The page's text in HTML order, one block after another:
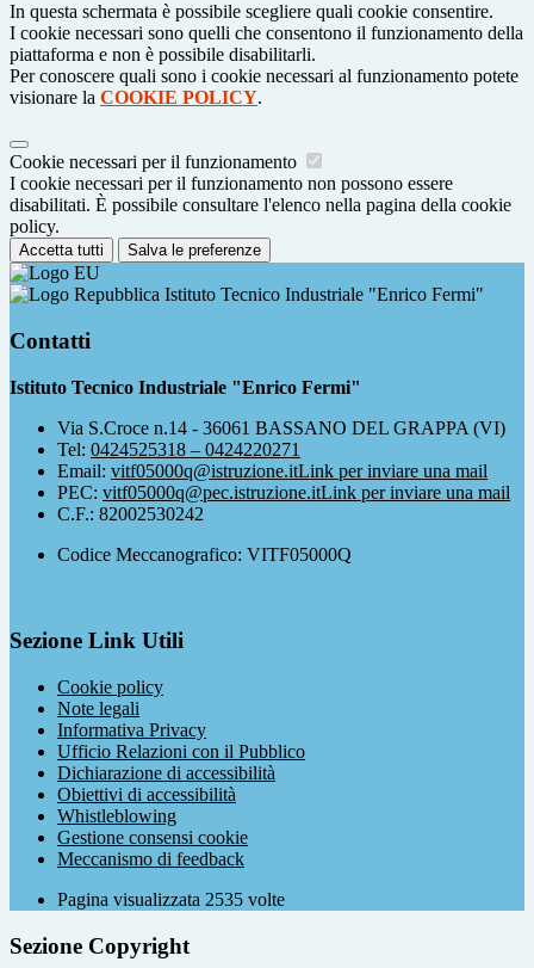
In questa schermata è possibile scegliere quali cookie consentire.
I cookie necessari sono quelli che consentono il funzionamento della
piattaforma e non è possibile disabilitarli.
Per conoscere quali sono i cookie necessari al funzionamento potete
visionare la COOKIE POLICY.
Cookie necessari per il funzionamento
I cookie necessari per il funzionamento non possono essere
disabilitati. È possibile consultare l'elenco nella pagina della cookie
policy.
Accetta tutti Salva le preferenze
Istituto Tecnico Industriale "Enrico Fermi"
Contatti
Istituto Tecnico Industriale "Enrico Fermi"
Via S.Croce n.14 - 36061 BASSANO DEL GRAPPA (VI)
Tel: 0424525318 – 0424220271
Email: vitf05000q@istruzione.itLink per inviare una mail
PEC: vitf05000q@pec.istruzione.itLink per inviare una mail
C.F.: 82002530242
Codice Meccanografico: VITF05000Q
Sezione Link Utili
Cookie policy
Note legali
Informativa Privacy
Ufficio Relazioni con il Pubblico
Dichiarazione di accessibilità
Obiettivi di accessibilità
Whistleblowing
Gestione consensi cookie
Meccanismo di feedback
Pagina visualizzata 2535 volte
Sezione Copyright